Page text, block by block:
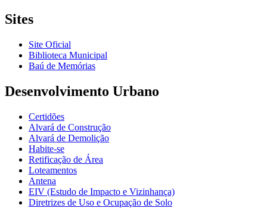
Sites
Site Oficial
Biblioteca Municipal
Baú de Memórias
Desenvolvimento Urbano
Certidões
Alvará de Construção
Alvará de Demolição
Habite-se
Retificação de Área
Loteamentos
Antena
EIV (Estudo de Impacto e Vizinhança)
Diretrizes de Uso e Ocupação de Solo